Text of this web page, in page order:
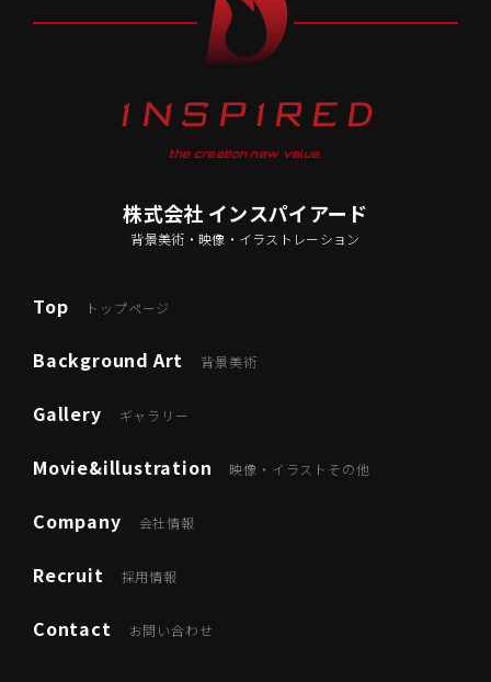
the creation new value.
株式会社 インスパイアード
背景美術・映像・イラストレーション
Top トップページ
Background Art 背景美術
Gallery ギャラリー
Movie&illustration 映像・イラストその他
Company 会社情報
Recruit 採用情報
Contact お問い合わせ